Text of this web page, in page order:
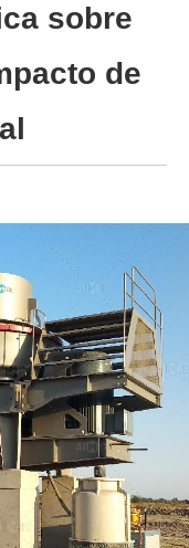
sobre
de